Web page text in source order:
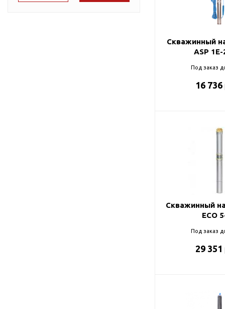
Подшипники
Джилекс
Скважинный
ASP
Под заказ
16 736
Скважинный
ECO
Под заказ
29 351